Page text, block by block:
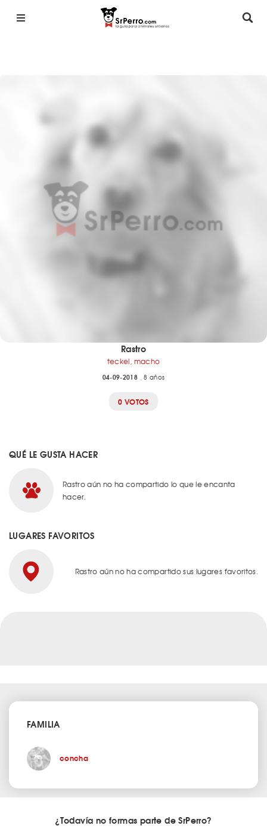
Rastro
teckel, macho
04-09-2018 , 8 años
0 VOTOS
FAMILIA
concha
QUÉ LE GUSTA HACER
Rastro aún no ha compartido lo que le encanta
hacer.
LUGARES FAVORITOS
Rastro aún no ha compartido sus lugares favoritos.
¿Todavía no formas parte de SrPerro?